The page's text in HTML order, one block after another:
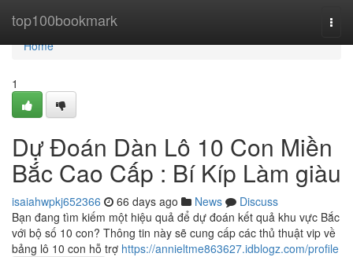
top100bookmark
Home
Home
1
Dự Đoán Dàn Lô 10 Con Miền
Bắc Cao Cấp : Bí Kíp Làm giàu
isaiahwpkj652366 66 days ago News
Discuss
Bạn đang tìm kiếm một hiệu quả để dự đoán kết quả khu vực Bắc
với bộ số 10 con? Thông tin này sẽ cung cấp các thủ thuật vip về
bảng lô 10 con hỗ trợ https://annieltme863627.idblogz.com/profile